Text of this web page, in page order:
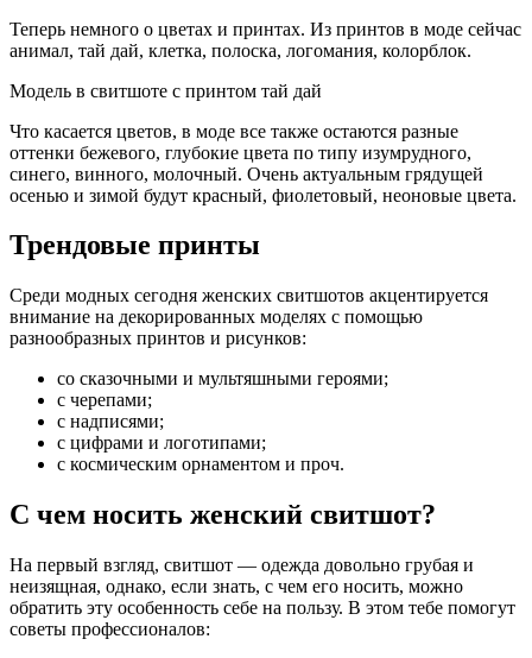
Теперь немного о цветах и принтах. Из принтов в моде сейчас
анимал, тай дай, клетка, полоска, логомания, колорблок.
Модель в свитшоте с принтом тай дай
Что касается цветов, в моде все также остаются разные
оттенки бежевого, глубокие цвета по типу изумрудного,
синего, винного, молочный. Очень актуальным грядущей
осенью и зимой будут красный, фиолетовый, неоновые цвета.
Трендовые принты
Среди модных сегодня женских свитшотов акцентируется
внимание на декорированных моделях с помощью
разнообразных принтов и рисунков:
со сказочными и мультяшными героями;
с черепами;
с надписями;
с цифрами и логотипами;
с космическим орнаментом и проч.
С чем носить женский свитшот?
На первый взгляд, свитшот — одежда довольно грубая и
неизящная, однако, если знать, с чем его носить, можно
обратить эту особенность себе на пользу. В этом тебе помогут
советы профессионалов: